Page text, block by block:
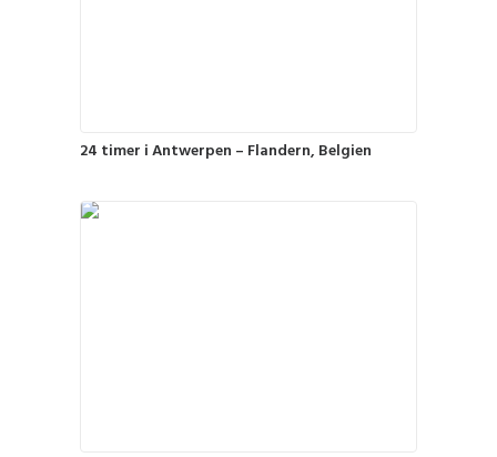
24 timer i Antwerpen – Flandern, Belgien